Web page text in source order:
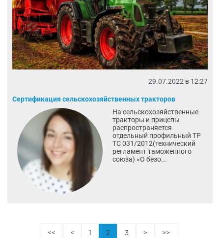
29.07.2022 в 12:27
Сертификация сельскохозяйственных тракторов
На сельскохозяйственные
тракторы и прицепы
распространяется
отдельный профильный ТР
ТС 031/2012(технический
регламент таможенного
союза) «О безо...
<< < 1 2 3 > >>